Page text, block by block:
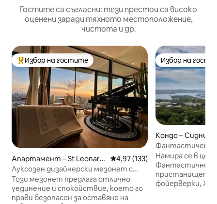
Гостите са съгласни: тези престои са високо
оценени заради тяхното местоположение,
чистота и др.
Най-популярен избор на гостите
Избор на гостите
Апартамент – St Leonard
s
Средна оценка: 4,97 от 5,
4,97 (133)
Луксозен дизайнерски мезонет с
1 спалня•Изглед към
небостъргачите•Паркинг
Този мезонет предлага отлично
уединение и спокойствие, което го
прави безопасен за оставяне на
Избор на
Избор на
Кондо – Сидни
Фантастичен
в централния
Намира се в
Фантастични
пристанището,
фойерверки,